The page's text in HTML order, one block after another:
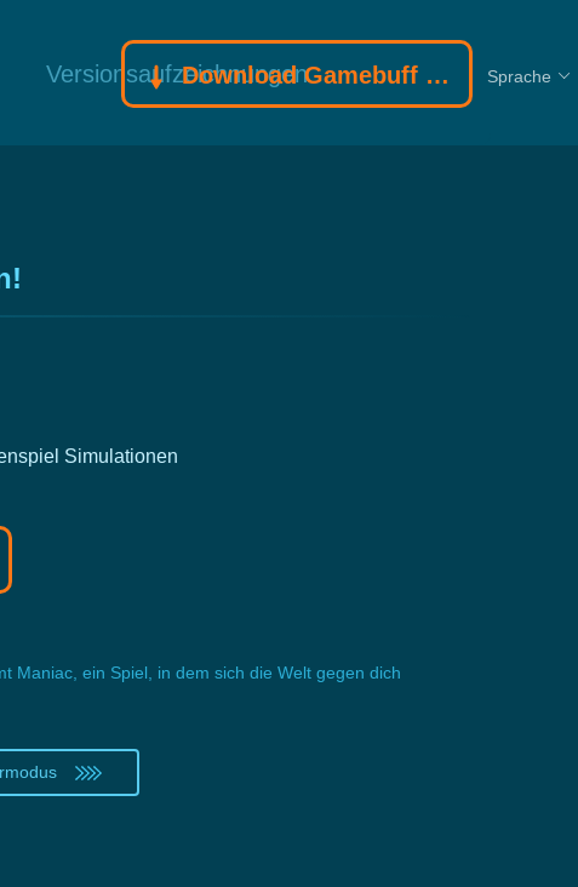
Versionsaufzeichnungen
Download Gamebuff Trainer Sprache
Simulationen
Maniac, ein Spiel, in dem sich die Welt gegen dich